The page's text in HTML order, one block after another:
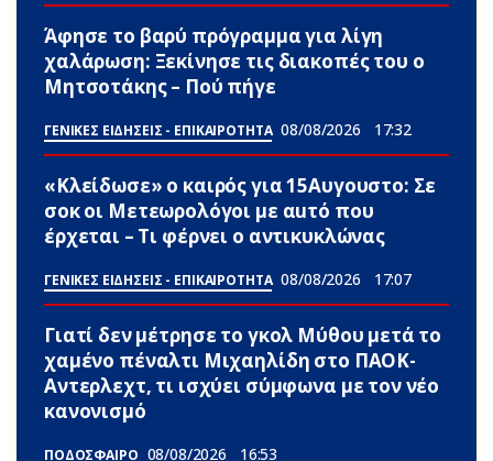
Άφησε το βαρύ πρόγραμμα για λίγη
χαλάρωση: Ξεκίνησε τις διακοπές του ο
Μητσοτάκης – Πού πήγε
ΓΕΝΙΚΕΣ ΕΙΔΗΣΕΙΣ - ΕΠΙΚΑΙΡΟΤΗΤΑ 08/08/2026 17:32
«Κλείδωσε» ο καιρός για 15Αυγουστο: Σε
σoκ οι Μετεωρολόγοι με αuτό που
έρχεται – Τι φέρνει ο αντικυκλώνας
ΓΕΝΙΚΕΣ ΕΙΔΗΣΕΙΣ - ΕΠΙΚΑΙΡΟΤΗΤΑ 08/08/2026 17:07
Γιατί δεν μέτρησε το γκολ Μύθου μετά το
χαμένο πέναλτι Μιχαηλίδη στο ΠΑΟΚ-
Αντερλεχτ, τι ισχύει σύμφωνα με τον νέο
κανονισμό
ΠΟΔΟΣΦΑΙΡΟ 08/08/2026 16:53